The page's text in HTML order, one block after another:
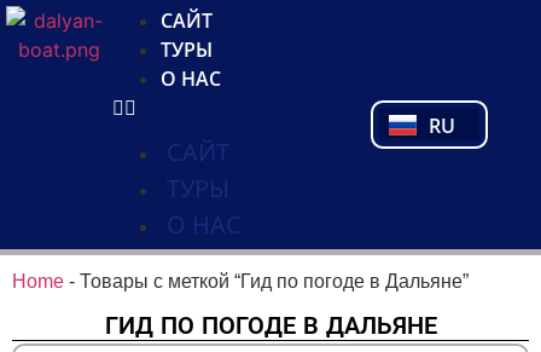
САЙТ
ТУРЫ
О НАС
САЙТ
ТУРЫ
О НАС
RU
PT
TR
Home - Товары с меткой “Гид по погоде в Дальяне”
ГИД ПО ПОГОДЕ В ДАЛЬЯНЕ